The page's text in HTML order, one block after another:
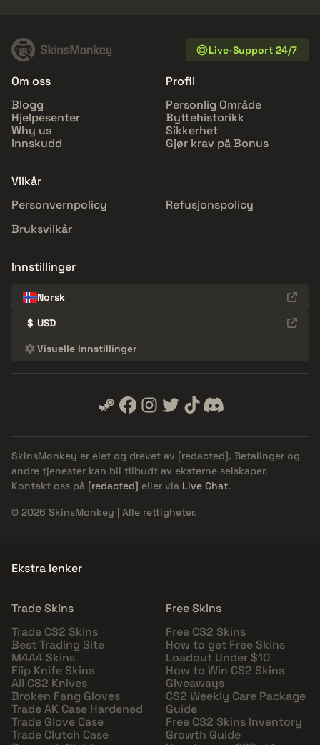
Live-Support 24/7
Om oss
Blogg
Hjelpesenter
Why us
Innskudd
Profil
Personlig Område
Byttehistorikk
Sikkerhet
Gjør krav på Bonus
Vilkår
Personvernpolicy
Refusjonspolicy
Bruksvilkår
Innstillinger
Norsk
$ USD
Visuelle Innstillinger
SkinsMonkey er eiet og drevet av [redacted]. Betalinger og
andre tjenester kan bli tilbudt av eksterne selskaper.
Kontakt oss på [redacted] eller via Live Chat.
© 2026 SkinsMonkey | Alle rettigheter.
Ekstra lenker
Trade Skins
Trade CS2 Skins
Best Trading Site
M4A4 Skins
Flip Knife Skins
All CS2 Knives
Broken Fang Gloves
Trade AK Case Hardened
Trade Glove Case
Trade Clutch Case
Free Skins
Free CS2 Skins
How to get Free Skins
Loadout Under $10
How to Win CS2 Skins
Giveaways
CS2 Weekly Care Package
Guide
Free CS2 Skins Inventory
Growth Guide